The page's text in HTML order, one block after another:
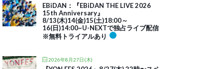
EBiDAN：『EBiDAN THE LIVE 2026
15th Anniversary』
8/13(木)14(金)15(土)18:00～
16(日)14:00~U-NEXTで独占ライブ配信
※無料トライアルあり
2026年8月27日(木)